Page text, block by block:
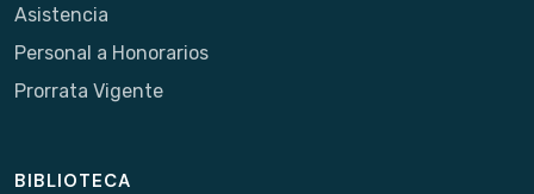
Asistencia
Personal a Honorarios
Prorrata Vigente
BIBLIOTECA